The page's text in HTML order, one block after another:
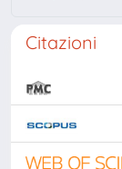
Citazioni